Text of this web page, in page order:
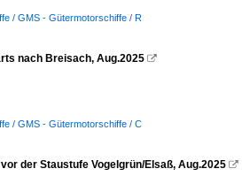
/ GMS - Gütermotorschiffe / R
nach Breisach, Aug.2025 
/ GMS - Gütermotorschiffe / C
der Staustufe Vogelgrün/Elsaß, Aug.2025 